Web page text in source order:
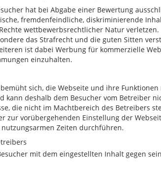
hat bei Abgabe einer Bewertung
fremdenfeindliche, diskriminierende
wettbewerbsrechtlicher Natur
das Strafrecht und die guten Sitten
ist dabei Werbung für kommerzielle
einzuhalten.
sich, die Webseite und ihre
kann deshalb dem Besucher vom Betreiber
die nicht im Machtbereich des Betreibers
zur vorübergehenden Einstellung der
Zeiten durchführen.
mit dem eingestellten Inhalt gegen